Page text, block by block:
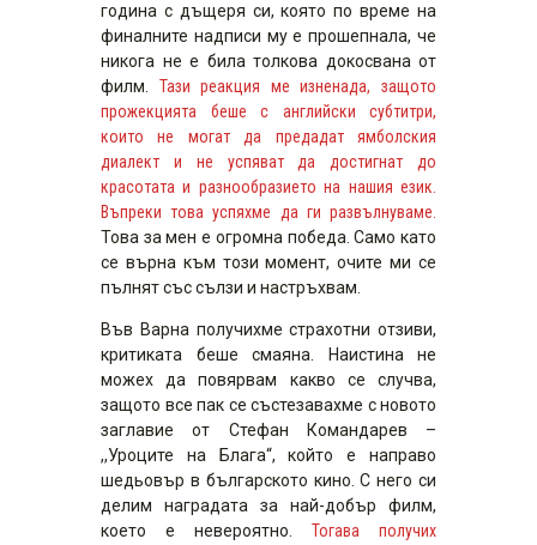
година с дъщеря си, която по време на
финалните надписи му е прошепнала, че
никога не е била толкова докосвана от
филм. Тази реакция ме изненада, защото
прожекцията беше с английски субтитри,
които не могат да предадат ямболския
диалект и не успяват да достигнат до
красотата и разнообразието на нашия език.
Въпреки това успяхме да ги развълнуваме.
Това за мен е огромна победа. Само като
се върна към този момент, очите ми се
пълнят със сълзи и настръхвам.
Във Варна получихме страхотни отзиви,
критиката беше смаяна. Наистина не
можех да повярвам какво се случва,
защото все пак се състезавахме с новото
заглавие от Стефан Командарев –
,,Уроците на Блага“, който е направо
шедьовър в българското кино. С него си
делим наградата за най-добър филм,
което е невероятно. Тогава получих